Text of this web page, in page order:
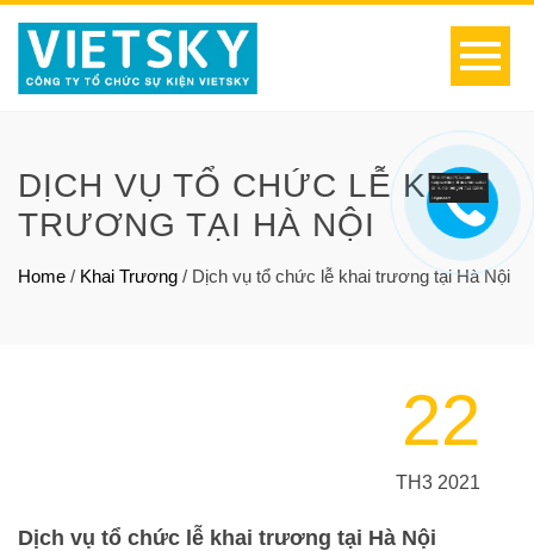
DỊCH VỤ TỔ CHỨC LỄ KHAI
TRƯƠNG TẠI HÀ NỘI
Home / Khai Trương / Dịch vụ tổ chức lễ khai trương tại Hà Nội
22
TH3 2021
Dịch vụ tổ chức lễ khai trương tại Hà Nội